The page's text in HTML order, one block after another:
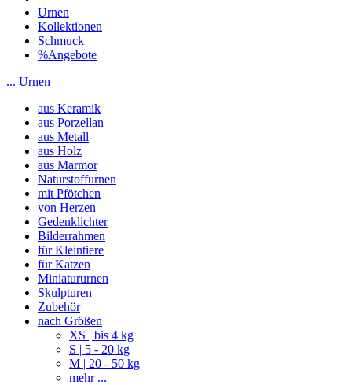
Urnen
Kollektionen
Schmuck
%Angebote
... Urnen
aus Keramik
aus Porzellan
aus Metall
aus Holz
aus Marmor
Naturstoffurnen
mit Pfötchen
von Herzen
Gedenklichter
Bilderrahmen
für Kleintiere
für Katzen
Miniatururnen
Skulpturen
Zubehör
nach Größen
XS | bis 4 kg
S | 5 - 20 kg
M | 20 - 50 kg
mehr ...